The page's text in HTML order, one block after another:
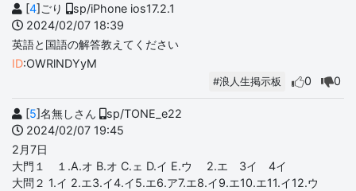
[4]ごり
sp/iPhone ios17.2.1
2024/02/07 18:39
英語と国語の解答教えてください
ID:OWRlNDYyM
#浪人生掲示板 0 0
[5]名無しさん
sp/TONE_e22
2024/02/07 19:45
2月7日
大門１ １.A.オ B.オ C.ェ D.イ E.ウ 2.エ 3イ 4イ
大問２ 1.イ 2.エ3.イ4.イ5.エ6.ア7.エ8.イ9.エ10.エ11.イ12.ウ